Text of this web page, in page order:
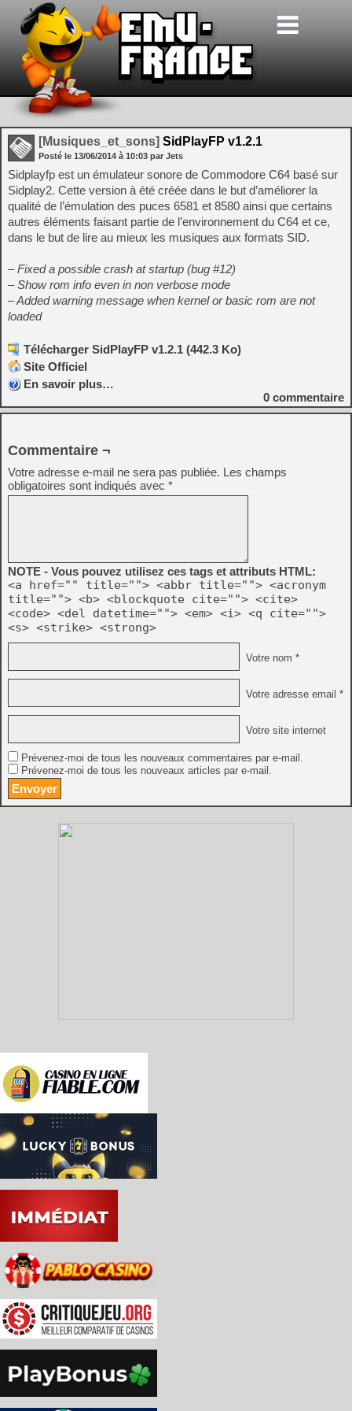
[Musiques_et_sons] SidPlayFP v1.2.1
Posté le 13/06/2014 à 10:03 par Jets
Sidplayfp est un émulateur sonore de Commodore C64 basé sur
Sidplay2. Cette version à été créée dans le but d’améliorer la
qualité de l’émulation des puces 6581 et 8580 ainsi que certains
autres éléments faisant partie de l’environnement du C64 et ce,
dans le but de lire au mieux les musiques aux formats SID.
– Fixed a possible crash at startup (bug #12)
– Show rom info even in non verbose mode
– Added warning message when kernel or basic rom are not
loaded
Télécharger SidPlayFP v1.2.1 (442.3 Ko)
Site Officiel
En savoir plus…
0 commentaire
Commentaire ¬
Votre adresse e-mail ne sera pas publiée. Les champs
obligatoires sont indiqués avec *
NOTE - Vous pouvez utilisez ces tags et attributs HTML:
<a href="" title=""> <abbr title=""> <acronym
title=""> <b> <blockquote cite=""> <cite>
<code> <del datetime=""> <em> <i> <q cite="">
<s> <strike> <strong>
Votre nom *
Votre adresse email *
Votre site internet
Prévenez-moi de tous les nouveaux commentaires par e-mail.
Prévenez-moi de tous les nouveaux articles par e-mail.